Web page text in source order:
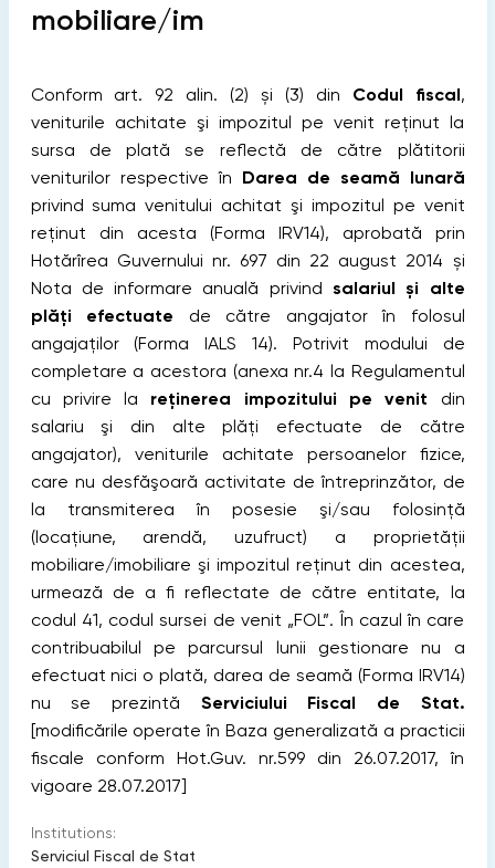
mobiliare/im
Conform art. 92 alin. (2) și (3) din Codul fiscal,
veniturile achitate şi impozitul pe venit reţinut la
sursa de plată se reflectă de către plătitorii
veniturilor respective în Darea de seamă lunară
privind suma venitului achitat şi impozitul pe venit
reţinut din acesta (Forma IRV14), aprobată prin
Hotărîrea Guvernului nr. 697 din 22 august 2014 și
Nota de informare anuală privind salariul și alte
plăți efectuate de către angajator în folosul
angajaților (Forma IALS 14). Potrivit modului de
completare a acestora (anexa nr.4 la Regulamentul
cu privire la reţinerea impozitului pe venit din
salariu şi din alte plăţi efectuate de către
angajator), veniturile achitate persoanelor fizice,
care nu desfăşoară activitate de întreprinzător, de
la transmiterea în posesie şi/sau folosinţă
(locaţiune, arendă, uzufruct) a proprietăţii
mobiliare/imobiliare şi impozitul reţinut din acestea,
urmează de a fi reflectate de către entitate, la
codul 41, codul sursei de venit „FOL”. În cazul în care
contribuabilul pe parcursul lunii gestionare nu a
efectuat nici o plată, darea de seamă (Forma IRV14)
nu se prezintă Serviciului Fiscal de Stat.
[modificările operate în Baza generalizată a practicii
fiscale conform Hot.Guv. nr.599 din 26.07.2017, în
vigoare 28.07.2017]
Institutions:
Serviciul Fiscal de Stat